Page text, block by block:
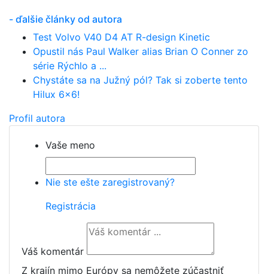
- ďalšie články od autora
Test Volvo V40 D4 AT R-design Kinetic
Opustil nás Paul Walker alias Brian O Conner zo
série Rýchlo a ...
Chystáte sa na Južný pól? Tak si zoberte tento
Hilux 6x6!
Profil autora
Vaše meno
Nie ste ešte zaregistrovaný?
Registrácia
Váš komentár
Z krajín mimo Európy sa nemôžete zúčastniť